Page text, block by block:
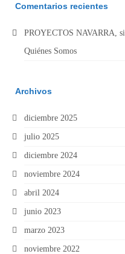
Comentarios recientes
PROYECTOS NAVARRA,
Quiénes Somos
Archivos
diciembre 2025
julio 2025
diciembre 2024
noviembre 2024
abril 2024
junio 2023
marzo 2023
noviembre 2022